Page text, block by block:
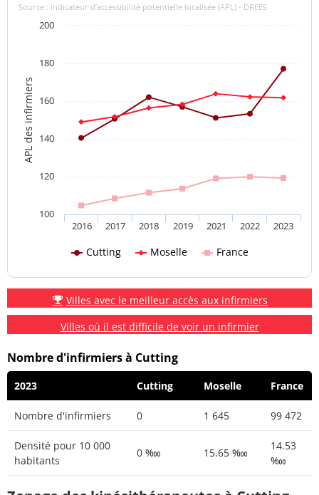
APL des infirmiers
Source : indicateur d’accessibilité potentielle localisée (APL) - DREES
Cutting Moselle France
2016 2017 2018 2019 2021 2022 2023
100
120
140
160
180
200
Villes avec le meilleur accès aux infirmiers
Villes où il est difficile de voir un infirmier
Nombre d'infirmiers à Cutting
2023 Cutting Moselle France
Nombre d'infirmiers 0 1 645 99 472
Densité pour 10 000
habitants
0 ‱ 15.65 ‱
14.53
‱